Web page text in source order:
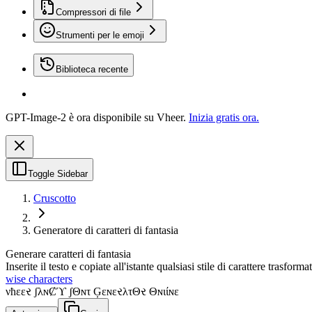
Compressori di file
Strumenti per le emoji
Biblioteca recente
GPT-Image-2 è ora disponibile su Vheer. Inizia gratis ora.
Toggle Sidebar
Cruscotto
Generatore di caratteri di fantasia
Generare caratteri di fantasia
Inserite il testo e copiate all'istante qualsiasi stile di carattere
wise characters
νħεεર ʃλɴȻϓ ʃΘɴτ ĢεɴεરλτΘર Θɴιίɴε